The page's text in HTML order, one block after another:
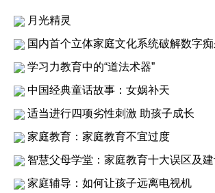
月光精灵
国内首个立体家庭文化系统破解数字
学习力教育中的“道法术器”
中国经典童话故事：女娲补天
适当进行四项劣性刺激 助孩子成长
家庭教育：家庭教育不宜过度
智慧父母学堂：家庭教育十大误区及建
家庭辅导：如何让孩子远离电视机